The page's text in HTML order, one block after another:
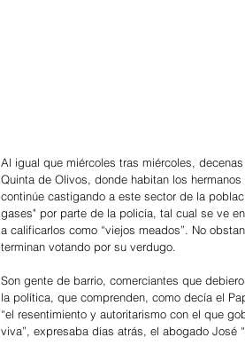
Al igual que miércoles tras miércoles,
Quinta de Olivos, donde habitan los
continúe castigando a este sector de la
gases" por parte de la policía, tal cual se ve
a calificarlos como “viejos meados”. No
terminan votando por su verdugo.
Son gente de barrio, comerciantes que
la política, que comprenden, como decía el
“el resentimiento y autoritarismo con el que
viva”, expresaba días atrás, el abogado José